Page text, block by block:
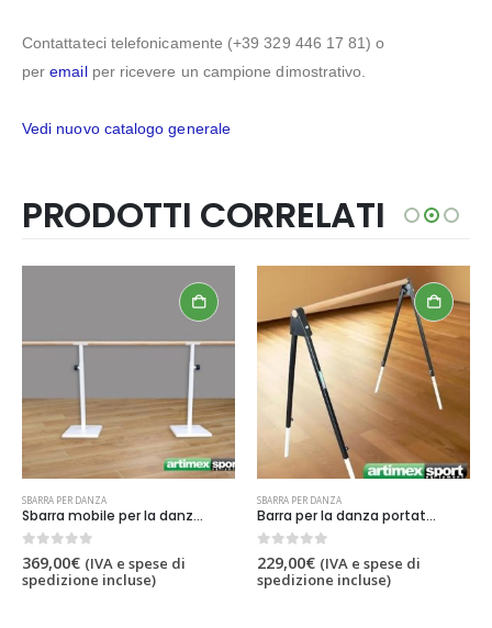
Contattateci telefonicamente (+39 329 446 17 81) o
peremailper ricevere un campione dimostrativo.
Vedi nuovo catalogo generale
PRODOTTI CORRELATI
SBARRA PER DANZA
Sbarra mobile per la danza, 2.5 m, codice 113-M
0out of 5
369,00€ (IVA e spese di
spedizione incluse)
SBARRA PER DANZA
Barra per la danza portatile, lunga 137 cm, Cod. 113-portabila
0out of 5
229,00€ (IVA e spese di
spedizione incluse)